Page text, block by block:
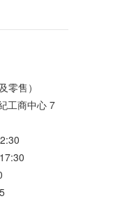
零售）
工商中心 7